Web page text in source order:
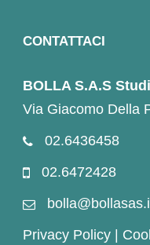
CONTATTACI
BOLLA S.A.S
Via Giacomo Della
02.6436458
02.6472428
Privacy Policy |